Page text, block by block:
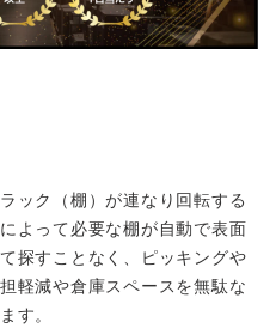
ック（棚）が連なり回転する
よって必要な棚が自動で表面
探すことなく、ピッキングや
軽減や倉庫スペースを無駄な
す。